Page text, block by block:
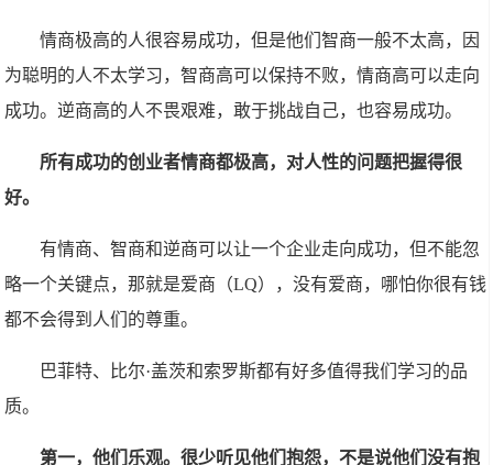
情商极高的人很容易成功，但是他们智商一般不太高，因
为聪明的人不太学习，智商高可以保持不败，情商高可以走向
成功。逆商高的人不畏艰难，敢于挑战自己，也容易成功。
所有成功的创业者情商都极高，对人性的问题把握得很
好。
有情商、智商和逆商可以让一个企业走向成功，但不能忽
略一个关键点，那就是爱商（LQ），没有爱商，哪怕你很有钱
都不会得到人们的尊重。
巴菲特、比尔·盖茨和索罗斯都有好多值得我们学习的品
质。
第一，他们乐观。很少听见他们抱怨，不是说他们没有抱